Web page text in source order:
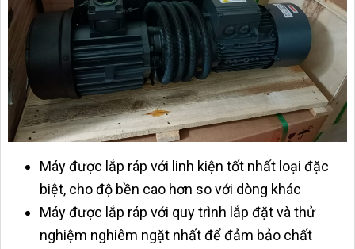
Máy được lắp ráp với linh kiện tốt nhất loại đặc
biệt, cho độ bền cao hơn so với dòng khác
Máy được lắp ráp với quy trình lắp đặt và thử
nghiệm nghiêm ngặt nhất để đảm bảo chất